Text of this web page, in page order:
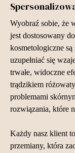
Wyobraź sobie, że
jest dostosowany
kosmetologiczne
uzupełniać się
trwałe, widoczne
trądzikiem
problemami
rozwiązania, które
Każdy nasz klient
przemiany, która